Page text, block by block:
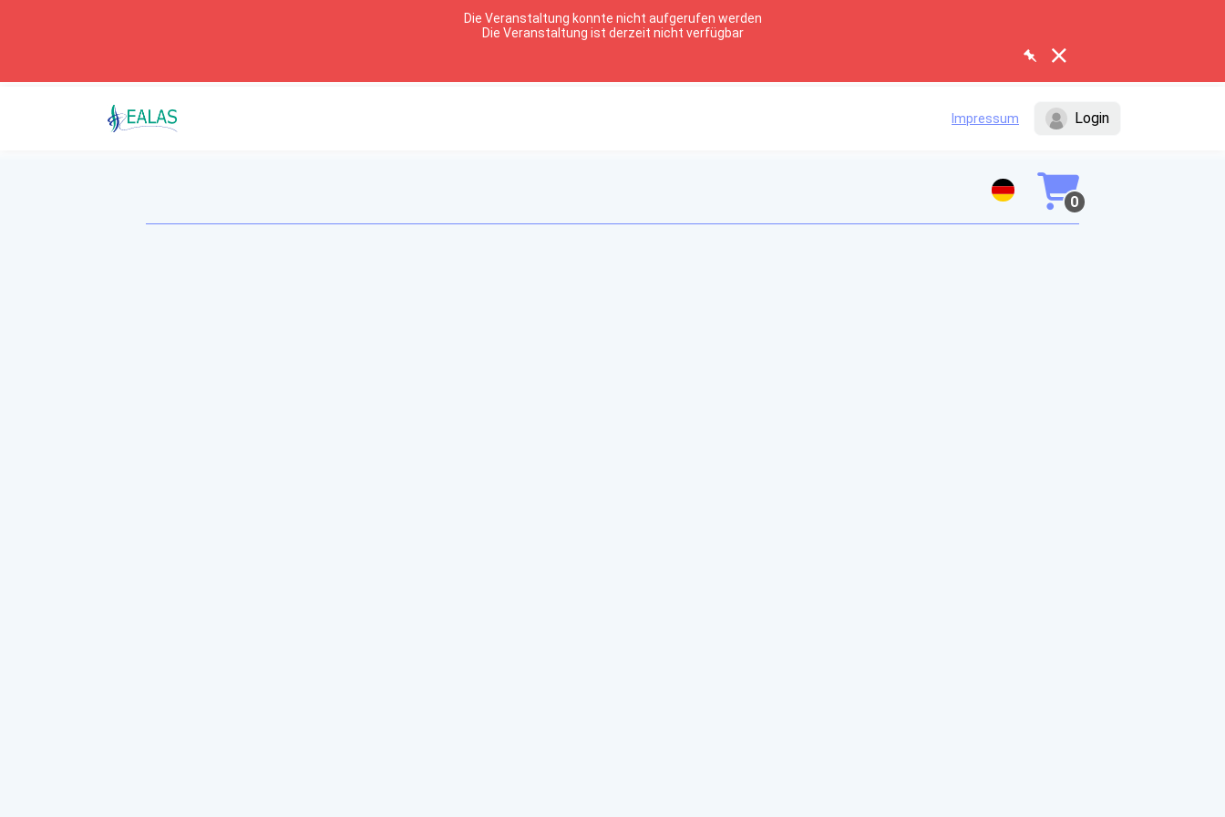
Die Veranstaltung konnte nicht aufgerufen werden
Die Veranstaltung ist derzeit nicht verfügbar
Impressum Login
0